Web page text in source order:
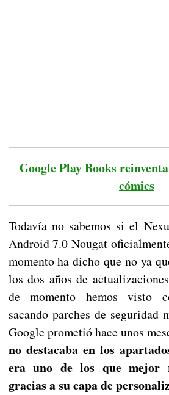
Google Play Books
cómics
Todavía no sabemos si el
Android 7.0 Nougat
momento ha dicho que no ya
los dos años de
de momento hemos visto
sacando parches de seguridad
Google prometió hace unos
no destacaba en los
era uno de los que mejor
gracias a su capa de